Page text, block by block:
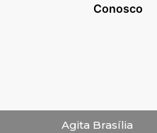
Conosco
Agita Brasília